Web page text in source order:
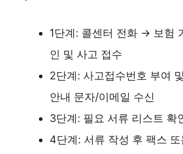
1단계: 콜센터 전화 → 보험
인 및 사고 접수
2단계: 사고접수번호 부여
안내 문자/이메일 수신
3단계: 필요 서류 리스트 확
4단계: 서류 작성 후 팩스